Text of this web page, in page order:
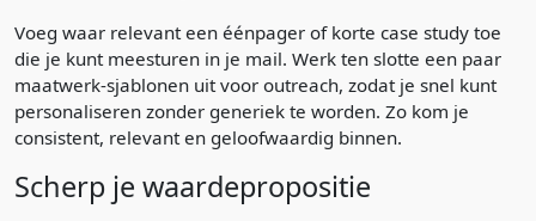
Voeg waar relevant een éénpager of korte case study toe
die je kunt meesturen in je mail. Werk ten slotte een paar
maatwerk-sjablonen uit voor outreach, zodat je snel kunt
personaliseren zonder generiek te worden. Zo kom je
consistent, relevant en geloofwaardig binnen.
Scherp je waardepropositie